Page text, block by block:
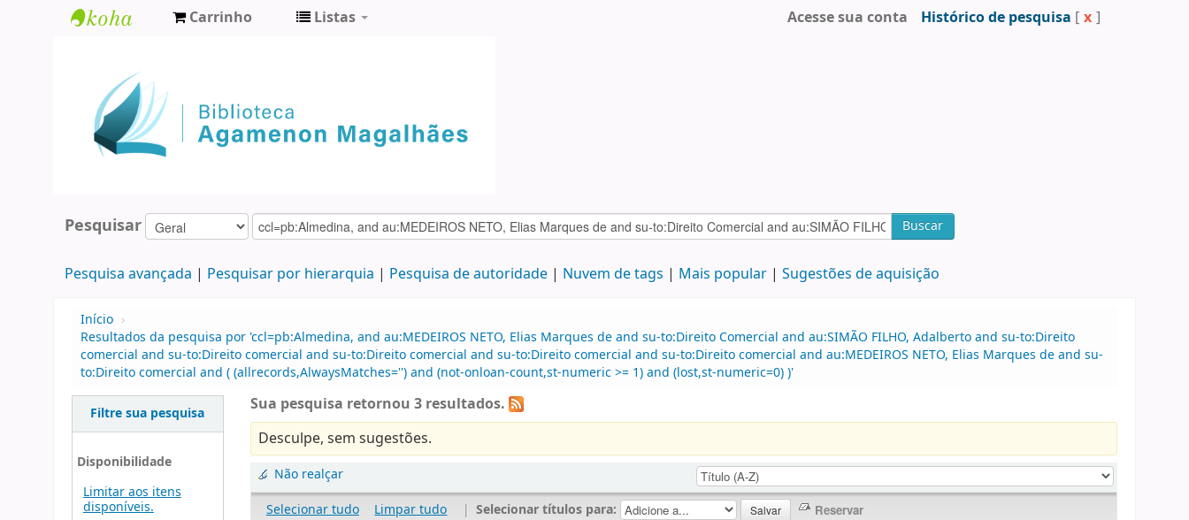
Agamenon
Magalhães
Carrinho Listas Acesse sua conta Histórico de pesquisa [ x ]
Pesquisar Buscar
Pesquisa avançada Pesquisar por hierarquia Pesquisa de autoridade Nuvem de tags Mais popular Sugestões de aquisição
Início ›
Resultados da pesquisa por 'ccl=pb:Almedina, and au:MEDEIROS NETO, Elias Marques de and su-to:Direito Comercial and au:SIMÃO FILHO, Adalberto and su-to:Direito
comercial and su-to:Direito comercial and su-to:Direito comercial and su-to:Direito comercial and su-to:Direito comercial and au:MEDEIROS NETO, Elias Marques de and su-
to:Direito comercial and ( (allrecords,AlwaysMatches='') and (not-onloan-count,st-numeric >= 1) and (lost,st-numeric=0) )'
Filtre sua pesquisa
Disponibilidade
Limitar aos itens
disponíveis.
Sua pesquisa retornou 3 resultados.
Desculpe, sem sugestões.
Não realçar
Selecionar tudo
Limpar tudo | Selecionar títulos para: